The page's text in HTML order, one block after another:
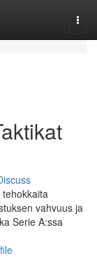
vahvuus ja
Serie A:ssa